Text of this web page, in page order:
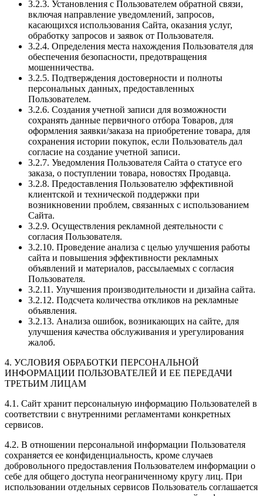
3.2.3. Установления с Пользователем обратной связи,
включая направление уведомлений, запросов,
касающихся использования Сайта, оказания услуг,
обработку запросов и заявок от Пользователя.
3.2.4. Определения места нахождения Пользователя для
обеспечения безопасности, предотвращения
мошенничества.
3.2.5. Подтверждения достоверности и полноты
персональных данных, предоставленных
Пользователем.
3.2.6. Создания учетной записи для возможности
сохранять данные первичного отбора Товаров, для
оформления заявки/заказа на приобретение товара, для
сохранения истории покупок, если Пользователь дал
согласие на создание учетной записи.
3.2.7. Уведомления Пользователя Сайта о статусе его
заказа, о поступлении товара, новостях Продавца.
3.2.8. Предоставления Пользователю эффективной
клиентской и технической поддержки при
возникновении проблем, связанных с использованием
Сайта.
3.2.9. Осуществления рекламной деятельности с
согласия Пользователя.
3.2.10. Проведение анализа с целью улучшения работы
сайта и повышения эффективности рекламных
объявлений и материалов, рассылаемых с согласия
Пользователя.
3.2.11. Улучшения производительности и дизайна сайта.
3.2.12. Подсчета количества откликов на рекламные
объявления.
3.2.13. Анализа ошибок, возникающих на сайте, для
улучшения качества обслуживания и урегулирования
жалоб.
4. УСЛОВИЯ ОБРАБОТКИ ПЕРСОНАЛЬНОЙ
ИНФОРМАЦИИ ПОЛЬЗОВАТЕЛЕЙ И ЕЕ ПЕРЕДАЧИ
ТРЕТЬИМ ЛИЦАМ
4.1. Сайт хранит персональную информацию Пользователей в
соответствии с внутренними регламентами конкретных
сервисов.
4.2. В отношении персональной информации Пользователя
сохраняется ее конфиденциальность, кроме случаев
добровольного предоставления Пользователем информации о
себе для общего доступа неограниченному кругу лиц. При
использовании отдельных сервисов Пользователь соглашается